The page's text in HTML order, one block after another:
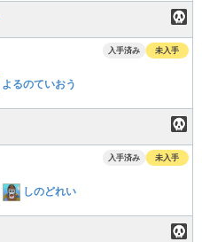
入手済み 未入手
よるのていおう
入手済み 未入手
しのどれい